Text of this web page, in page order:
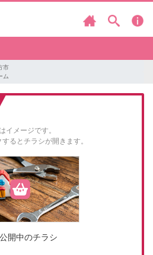
市
ム
イメージです。
るとチラシが開きます。
開中のチラシ